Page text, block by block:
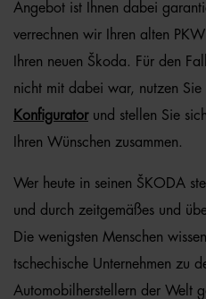
Angebot ist Ihnen dabei
verrechnen wir Ihren alten
Ihren neuen Škoda. Für den
nicht mit dabei war, nutzen Sie
Konfiguratorund stellen Sie
Ihren Wünschen zusammen.
Wer heute in seinen ŠKODA
und durch zeitgemäßes und
Die wenigsten Menschen
tschechische Unternehmen zu
Automobilherstellern der Welt